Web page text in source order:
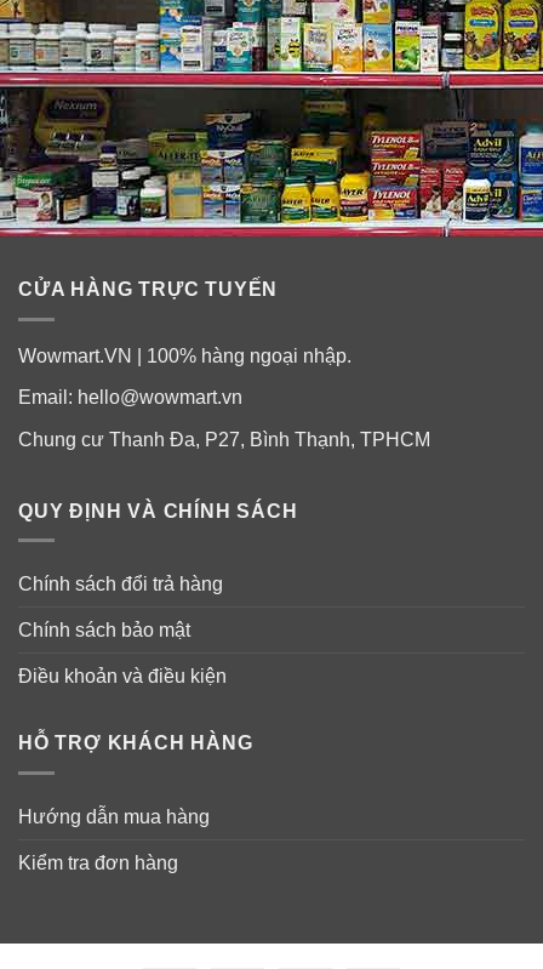
CỬA HÀNG TRỰC TUYẾN
Wowmart.VN | 100% hàng ngoại nhập.
Email: hello@wowmart.vn
Chung cư Thanh Đa, P27, Bình Thạnh, TPHCM
QUY ĐỊNH VÀ CHÍNH SÁCH
Chính sách đổi trả hàng
Chính sách bảo mật
Điều khoản và điều kiện
HỖ TRỢ KHÁCH HÀNG
Hướng dẫn mua hàng
Kiểm tra đơn hàng